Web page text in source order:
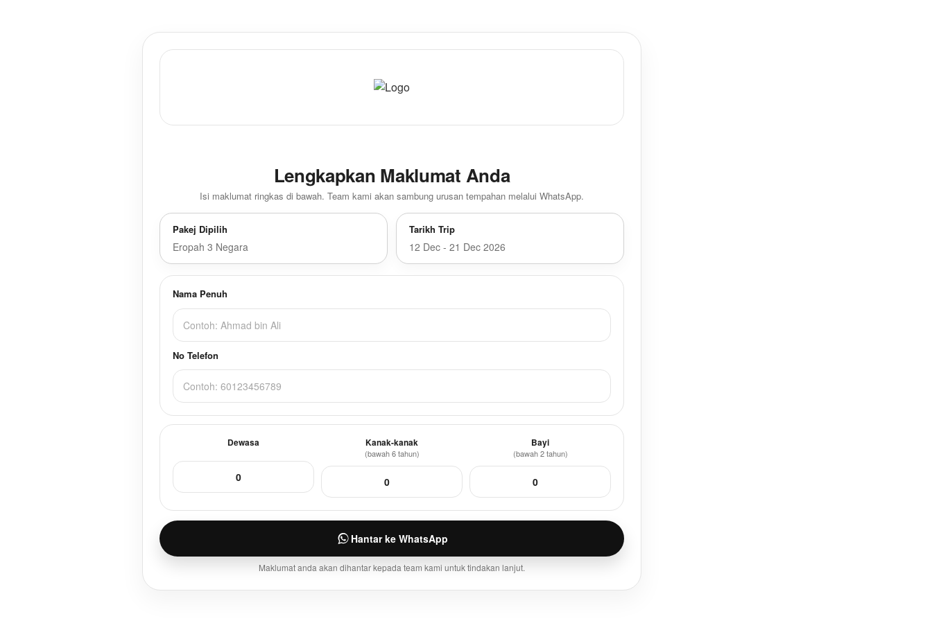
Lengkapkan Maklumat Anda
Isi maklumat ringkas di bawah. Team kami akan sambung urusan tempahan melalui WhatsApp.
Pakej Dipilih
Eropah 3 Negara
Tarikh Trip
12 Dec - 21 Dec 2026
Nama Penuh
No Telefon
Dewasa Kanak-kanak
(bawah 6 tahun)
Bayi
(bawah 2 tahun)
Hantar ke WhatsApp
Maklumat anda akan dihantar kepada team kami untuk tindakan lanjut.